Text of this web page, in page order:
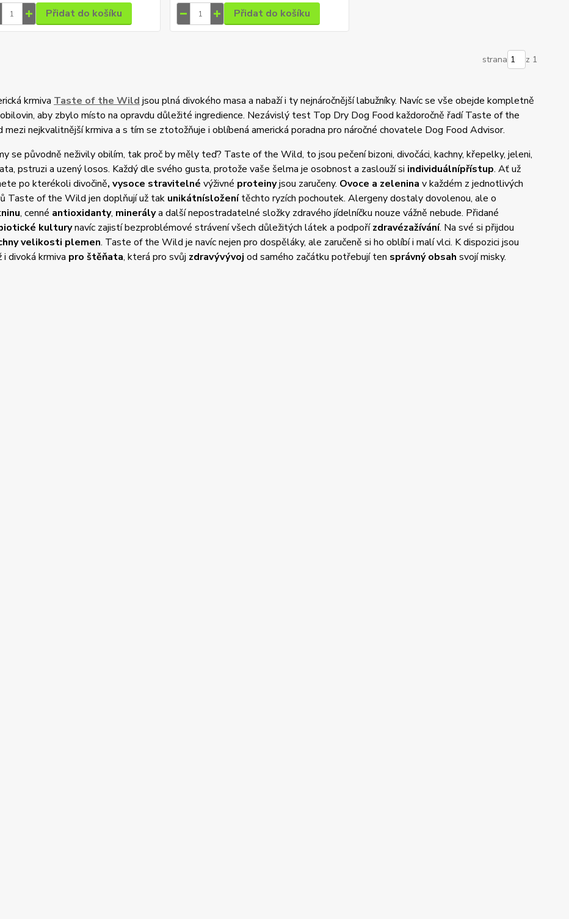
Přidat do košíku Přidat do košíku
strana z 1
krmiva Taste of the Wild jsou plná divokého masa a nabaží i ty nejnáročnější labužníky. Navíc se vše obejde kompletně
aby zbylo místo na opravdu důležité ingredience. Nezávislý test Top Dry Dog Food každoročně řadí Taste of the
mezi nejkvalitnější krmiva a s tím se ztotožňuje i oblíbená americká poradna pro náročné chovatele Dog Food Advisor.
se původně neživily obilím, tak proč by měly teď? Taste of the Wild, to jsou pečení bizoni, divočáci, kachny, křepelky, jeleni,
pstruzi a uzený losos. Každý dle svého gusta, protože vaše šelma je osobnost a zaslouží si individuálnípřístup. Ať už
po kterékoli divočině, vysoce stravitelné výživné proteinyjsou zaručeny. Ovoce a zelenina v každém z jednotlivých
Taste of the Wild jen doplňují už tak unikátnísloženítěchto ryzích pochoutek. Alergeny dostaly dovolenou, ale o
, cenné antioxidanty, minerálya další nepostradatelné složky zdravého jídelníčku nouze vážně nebude. Přidané
kulturynavíc zajistí bezproblémové strávení všech důležitých látek a podpořízdravézažívání. Na své si přijdou
velikosti plemen. Taste of the Wild je navíc nejen pro dospěláky, ale zaručeně si ho oblíbí i malí vlci. K dispozici jsou
divoká krmiva pro štěňata, která pro svůj zdravývývoj od samého začátku potřebují ten správný obsah svojí misky.